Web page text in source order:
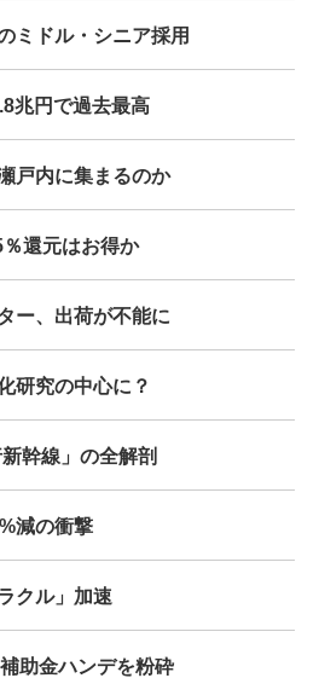
JOURNAL
ミドル・シニア採用
兆円で過去最高
戸内に集まるのか
％還元はお得か
ー、出荷が不能に
研究の中心に？
幹線」の全解剖
減の衝撃
クル」加速
助金ハンデを粉砕